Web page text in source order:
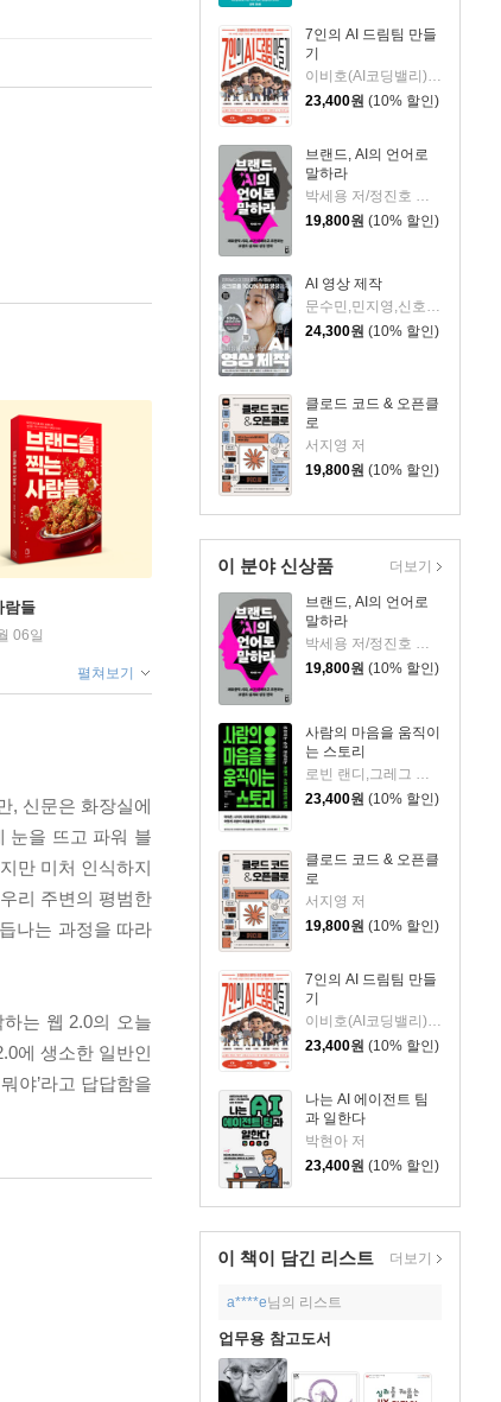
7인의 AI 드림팀 만들
기
이비호(AI코딩밸리) 저
23,400원 (10% 할인)
브랜드, AI의 언어로
말하라
박세용 저/정진호 그림
19,800원 (10% 할인)
AI 영상 제작
문수민,민지영,신호진,강경희,앤미디어 저
24,300원 (10% 할인)
클로드 코드 & 오픈클
로
서지영 저
19,800원 (10% 할인)
이 분야 신상품
브랜드, AI의 언어로
말하라
박세용 저/정진호 그림
19,800원 (10% 할인)
사람의 마음을 움직이
는 스토리
로빈 랜디,그레그 브라운 저/최은아 역
23,400원 (10% 할인)
클로드 코드 & 오픈클
로
서지영 저
19,800원 (10% 할인)
7인의 AI 드림팀 만들
기
23,400원 (10% 할인)
나는 AI 에이전트 팀
과 일한다
박현아 저
23,400원 (10% 할인)
더보기
이 책이 담긴 리스트 더보기
a****e님의 리스트
업무용 참고도서
람들
06일
펼쳐보기
, 신문은 화장실에
눈을 뜨고 파워 블
만 미처 인식하지
리 주변의 평범한
나는 과정을 따라
는 웹 2.0의 오늘
에 생소한 일반인
야’라고 답답함을